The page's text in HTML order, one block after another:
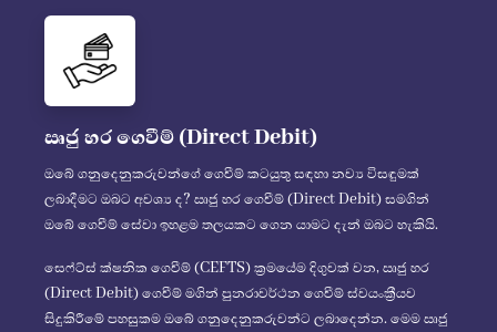
ඍජු හර ගෙවීම් (Direct Debit)
ඔබේ ගනුදෙනුකරුවන්ගේ ගෙවීම් කටයුතු සඳහා නව්‍ය විසඳුමක්
ලබාදීමට ඔබට අවශ්‍ය ද? ඍජු හර ගෙවීම් (Direct Debit) සමගින්
ඔබේ ගෙවීම් සේවා ඉහළම තලයකට ගෙන යාමට දැන් ඔබට හැකියි.
සෙෆ්ට්ස් ක්ෂනික ගෙවීම් (CEFTS) ක්‍රමයේම දිගුවක් වන, ඍජු හර
(Direct Debit) ගෙවීම් මගින් පුනරාවර්ථන ගෙවීම් ස්වයංක්‍රීයව
සිදුකිරීමේ පහසුකම ඔබේ ගනුදෙනුකරුවන්ට ලබාදෙන්න. මෙම ඍජු